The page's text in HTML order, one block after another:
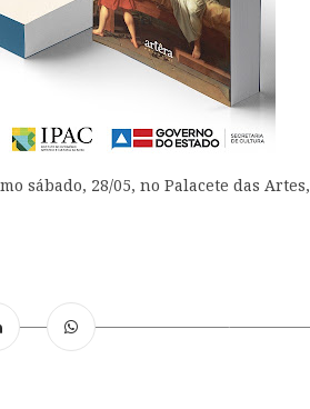
sábado, 28/05, no Palacete das Artes,